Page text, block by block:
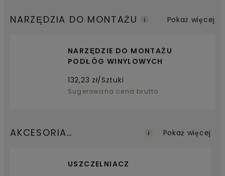
NARZĘDZIA DO MONTAŻU
NARZĘDZIE DO MONTAŻU
PODŁÓG WINYLOWYCH
132,23 zł/Sztuki
Sugerowana cena brutto
Pokaż więcej
AKCESORIA
USZCZELNIACZ
Pokaż więcej